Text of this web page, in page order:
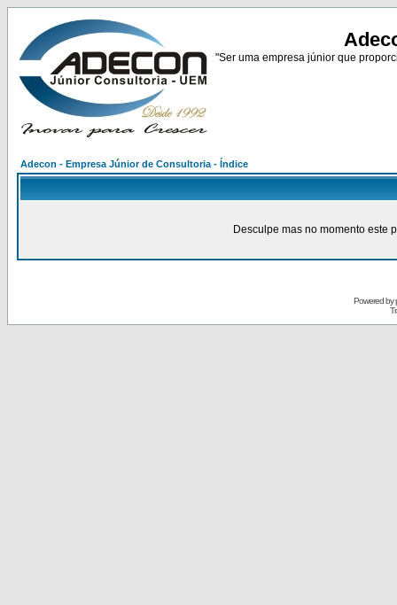
"Ser uma empresa júnior que
Adecon - Empresa Júnior de Consultoria - Índice
Desculpe mas no momento este
Powered by